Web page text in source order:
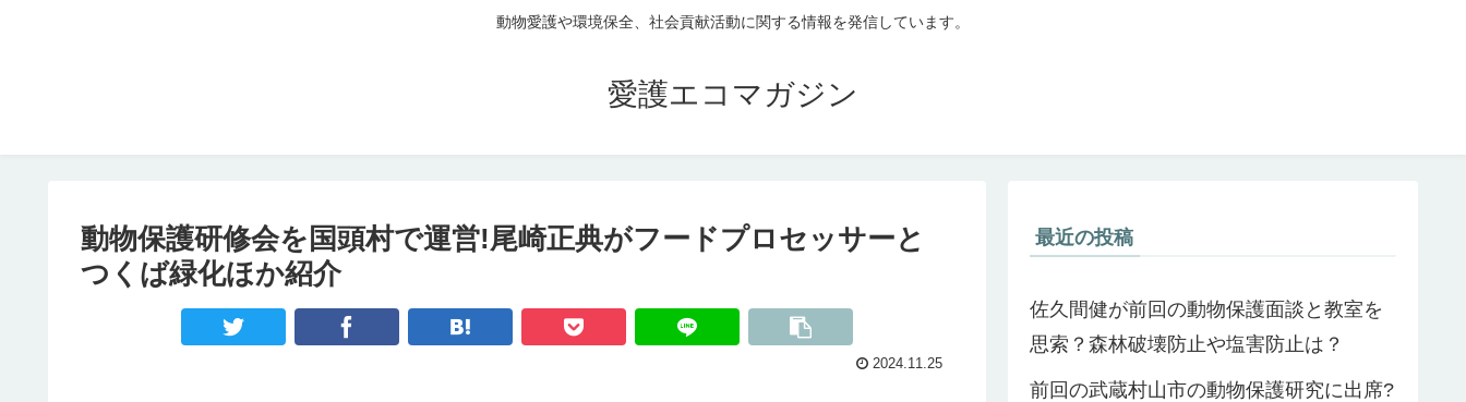
動物愛護や環境保全、社会貢献活動に関する情報を発信しています。
愛護エコマガジン
動物保護研修会を国頭村で運営!尾崎正典がフードプロセッサーと
つくば緑化ほか紹介
2024.11.25
最近の投稿
佐久間健が前回の動物保護面談と教室を
思索？森林破壊防止や塩害防止は？
前回の武蔵村山市の動物保護研究に出席?